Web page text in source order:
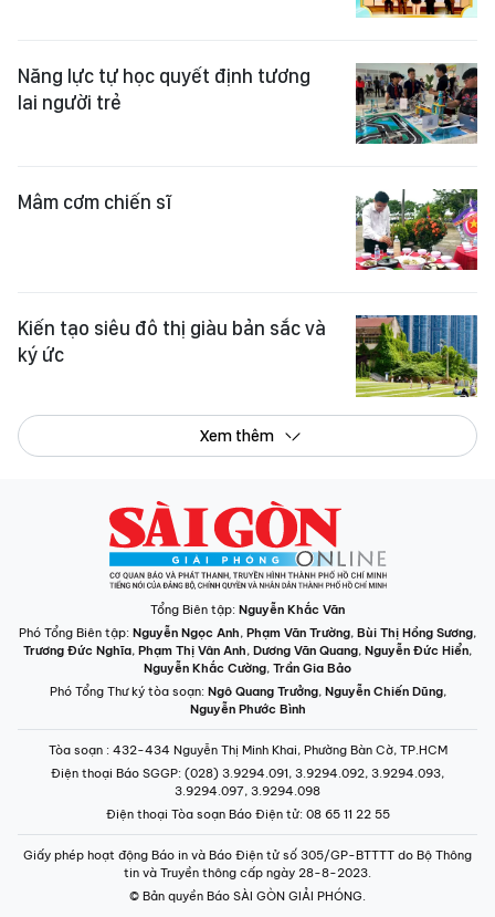
Năng lực tự học quyết định tương
lai người trẻ
Mâm cơm chiến sĩ
Kiến tạo siêu đô thị giàu bản sắc và
ký ức
Xem thêm
Tổng Biên tập: Nguyễn Khắc Văn
Phó Tổng Biên tập: Nguyễn Ngọc Anh, Phạm Văn Trường, Bùi Thị Hồng Sương,
Trương Đức Nghĩa, Phạm Thị Vân Anh, Dương Văn Quang, Nguyễn Đức Hiển,
Nguyễn Khắc Cường, Trần Gia Bảo
Phó Tổng Thư ký tòa soạn: Ngô Quang Trưởng, Nguyễn Chiến Dũng,
Nguyễn Phước Bình
Tòa soạn : 432-434 Nguyễn Thị Minh Khai, Phường Bàn Cờ, TP.HCM
Điện thoại Báo SGGP: (028) 3.9294.091, 3.9294.092, 3.9294.093,
3.9294.097, 3.9294.098
Điện thoại Tòa soạn Báo Điện tử: 08 65 11 22 55
Giấy phép hoạt động Báo in và Báo Điện tử số 305/GP-BTTTT do Bộ Thông
tin và Truyền thông cấp ngày 28-8-2023.
© Bản quyền Báo SÀI GÒN GIẢI PHÓNG.